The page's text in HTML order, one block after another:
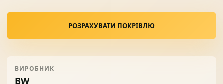
РОЗРАХУВАТИ ПОКРІВЛЮ
ВИРОБНИК
BW